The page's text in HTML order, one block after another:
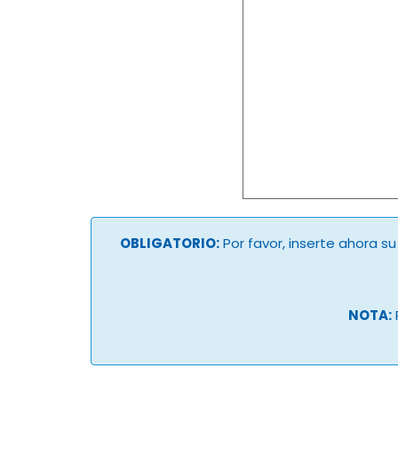
OBLIGATORIO:Por favor, inserte ahora su
NOTA: